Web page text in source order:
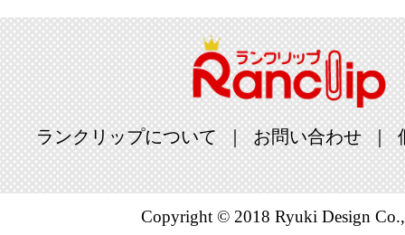
ランクリップについて お問い合わせ
Copyright © 2018 Ryuki Design